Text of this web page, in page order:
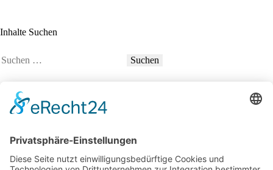
Inhalte Suchen
Suchen
YouTube 34K Subscribers
100 km Verbrauch Test